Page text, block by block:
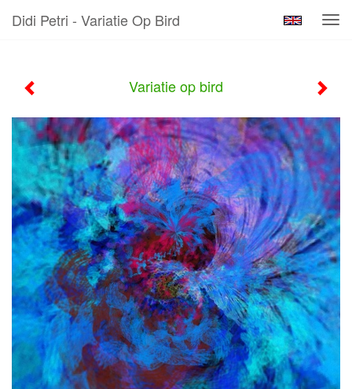
Didi Petri - Variatie Op Bird
Variatie op bird